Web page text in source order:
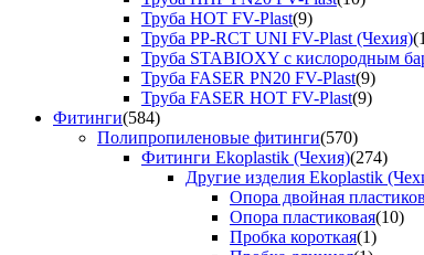
Труба HOT FV-Plast(9)
Труба PP-RCT UNI FV-Plast (Чехия)
Труба STABIOXY с кислородным
Труба FASER PN20 FV-Plast(9)
Труба FASER HOT FV-Plast(9)
Фитинги(584)
Полипропиленовые фитинги(570)
Фитинги Ekoplastik (Чехия)(274)
Другие изделия Ekoplastik
Опора двойная
Опора пластиковая(10)
Пробка короткая(1)